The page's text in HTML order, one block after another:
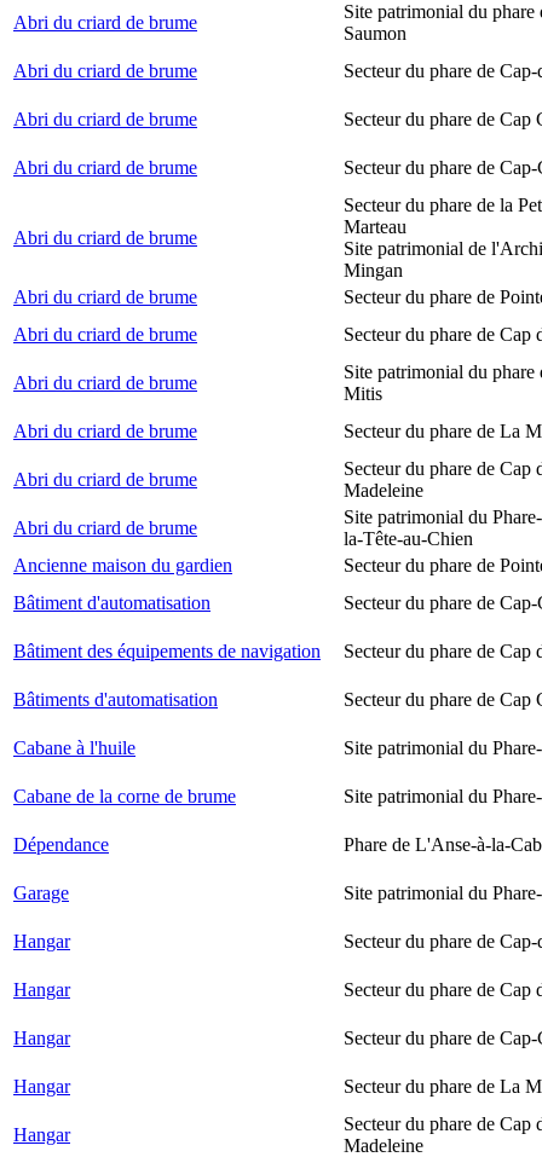
Abri du criard de brume
Site patrimonial du phare
Saumon
Abri du criard de brume
Secteur du phare de Cap-
Abri du criard de brume Secteur du phare de Cap
Abri du criard de brume Secteur du phare de Cap-
Abri du criard de brume
Secteur du phare de la
Marteau
Site patrimonial de
Mingan
Abri du criard de brume
Secteur du phare de
Abri du criard de brume
Secteur du phare de Cap
Abri du criard de brume
Site patrimonial du phare
Mitis
Abri du criard de brume
Secteur du phare de La
Abri du criard de brume
Secteur du phare de Cap
Madeleine
Abri du criard de brume
Site patrimonial du
la-Tête-au-Chien
Ancienne maison du gardien
Secteur du phare de
Bâtiment d'automatisation
Secteur du phare de Cap-
Bâtiment des équipements de navigation Secteur du phare de Cap
Bâtiments d'automatisation Secteur du phare de Cap
Cabane à l'huile Site patrimonial du
Cabane de la corne de brume Site patrimonial du
Dépendance Phare de L'Anse-à-la-
Garage Site patrimonial du
Hangar Secteur du phare de Cap-
Hangar Secteur du phare de Cap
Hangar Secteur du phare de Cap-
Hangar Secteur du phare de La
Hangar
Secteur du phare de Cap
Madeleine